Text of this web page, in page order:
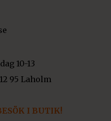
10-13
95 Laholm
I BUTIK!